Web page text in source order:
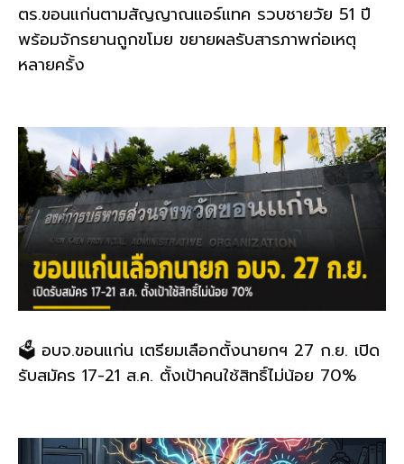
ตร.ขอนแก่นตามสัญญาณแอร์แทค รวบชายวัย 51 ปี
พร้อมจักรยานถูกขโมย ขยายผลรับสารภาพก่อเหตุ
หลายครั้ง
🗳️ อบจ.ขอนแก่น เตรียมเลือกตั้งนายกฯ 27 ก.ย. เปิด
รับสมัคร 17-21 ส.ค. ตั้งเป้าคนใช้สิทธิ์ไม่น้อย 70%